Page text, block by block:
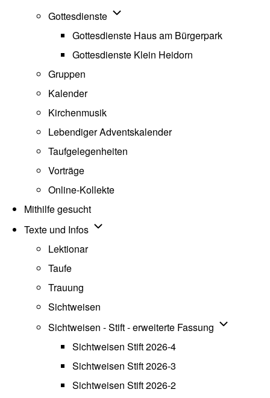
Gottesdienste Unternavigation von Gottesdienste
Gottesdienste Haus am Bürgerpark
Gottesdienste Klein Heidorn
Gruppen
Kalender
Kirchenmusik
Lebendiger Adventskalender
Taufgelegenheiten
Vorträge
Online-Kollekte
Mithilfe gesucht
Texte und Infos Unternavigation von Texte und Infos
Lektionar
Taufe
Trauung
Sichtweisen
Sichtweisen - Stift - erweiterte Fassung
Sichtweisen Stift 2026-4
Sichtweisen Stift 2026-3
Sichtweisen Stift 2026-2